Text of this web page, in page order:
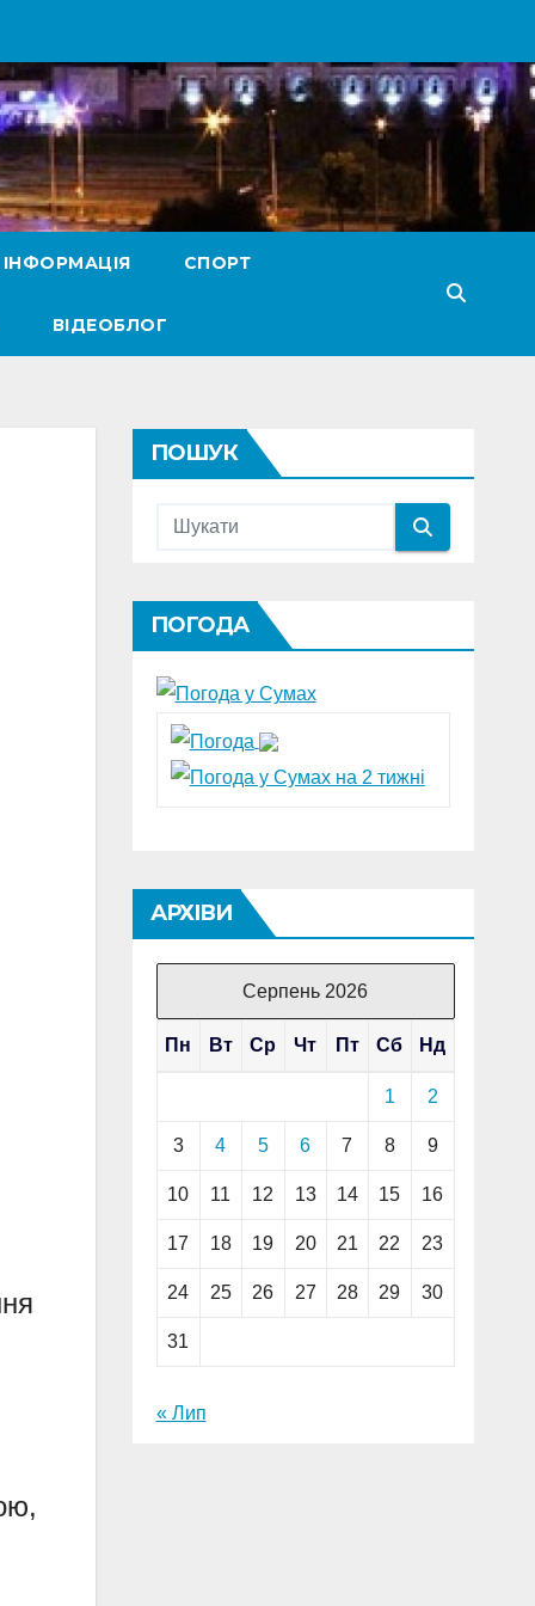
СПОРТ
ВІДЕОБЛОГ
ПОШУК
ПОГОДА
АРХІВИ
Серпень 2026
Пн Вт Ср Чт Пт Сб Нд
1 2
3 4 5 6 7 8 9
10 11 12 13 14 15 16
17 18 19 20 21 22 23
24 25 26 27 28 29 30
31
« Лип